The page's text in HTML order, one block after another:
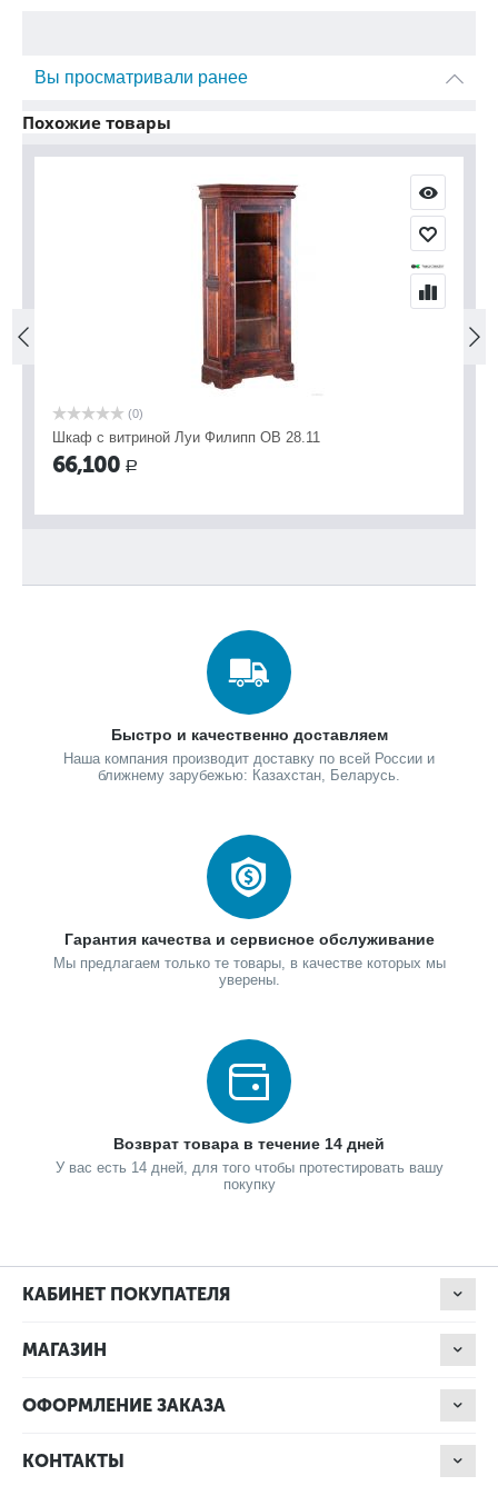
Вы просматривали ранее
Похожие товары
(0)
Шкаф с витриной Луи Филипп ОВ 28.11
66,100 Р
Быстро и качественно доставляем
Наша компания производит доставку по всей России и
ближнему зарубежью: Казахстан, Беларусь.
Гарантия качества и сервисное обслуживание
Мы предлагаем только те товары, в качестве которых мы
уверены.
Возврат товара в течение 14 дней
У вас есть 14 дней, для того чтобы протестировать вашу
покупку
КАБИНЕТ ПОКУПАТЕЛЯ
МАГАЗИН
ОФОРМЛЕНИЕ ЗАКАЗА
КОНТАКТЫ